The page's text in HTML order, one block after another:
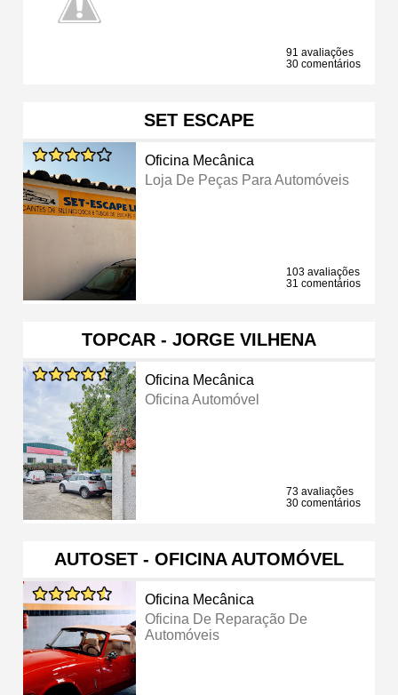
91 avaliações
30 comentários
SET ESCAPE
Oficina Mecânica
Loja De Peças Para Automóveis
103 avaliações
31 comentários
TOPCAR - JORGE VILHENA
Oficina Mecânica
Oficina Automóvel
73 avaliações
30 comentários
AUTOSET - OFICINA AUTOMÓVEL
Oficina Mecânica
Oficina De Reparação De
Automóveis